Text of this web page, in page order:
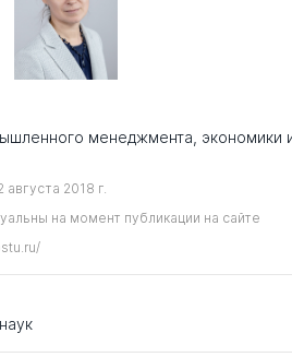
менеджмента, экономики
2018 г.
на момент публикации на сайте